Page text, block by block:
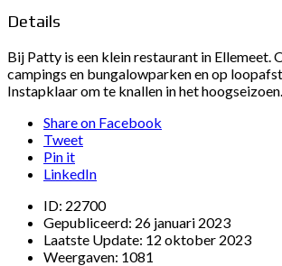
Details
Bij Patty is een klein restaurant in Ellemeet.
campings en bungalowparken en op
Instapklaar om te knallen in het hoogseizoen.
Share on Facebook
Tweet
Pin it
LinkedIn
ID: 22700
Gepubliceerd: 26 januari 2023
Laatste Update: 12 oktober 2023
Weergaven: 1081